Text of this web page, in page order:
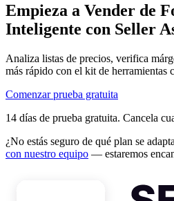
Empieza a Vender de
Inteligente con Seller
Analiza listas de precios, verifica
más rápido con el kit de herramientas
Comenzar prueba gratuita
14 días de prueba gratuita. Cancela
¿No estás seguro de qué plan se
con nuestro equipo — estaremos